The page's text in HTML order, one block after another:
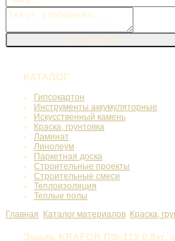
КАТАЛОГ
Гипсокартон
Инструменты аккумуляторные
Искусственный камень
Краска, грунтовка
Ламинат
Линолеум
Паркетная доска
Строительные проекты
Строительные смеси
Теплоизоляция
Теплые полы
Главная
Каталог материалов Краска,
Эмаль KRAFOR ПФ-115 0,8кг,